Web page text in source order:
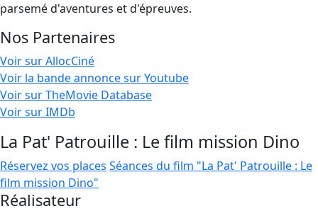
parsemé d'aventures et d'épreuves.
Nos Partenaires
Voir sur AllocCiné
Voir la bande annonce sur Youtube
Voir sur TheMovie Database
Voir sur IMDb
La Pat' Patrouille : Le film mission Dino
Réservez vos places Séances du film "La Pat' Patrouille : Le
film mission Dino"
Réalisateur